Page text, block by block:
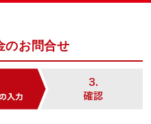
のお問合せ